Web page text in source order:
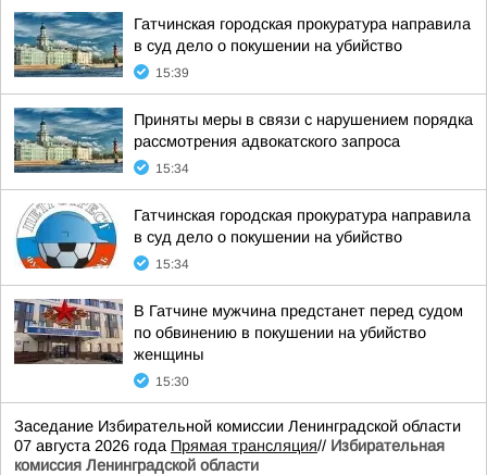
Гатчинская городская прокуратура направила
в суд дело о покушении на убийство
15:39
Приняты меры в связи с нарушением порядка
рассмотрения адвокатского запроса
15:34
Гатчинская городская прокуратура направила
в суд дело о покушении на убийство
15:34
В Гатчине мужчина предстанет перед судом
по обвинению в покушении на убийство
женщины
15:30
Заседание Избирательной комиссии Ленинградской области
07 августа 2026 года Прямая трансляция// Избирательная
комиссия Ленинградской области